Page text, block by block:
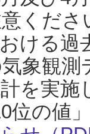
くだ
ける過
気象観
を実
位の値